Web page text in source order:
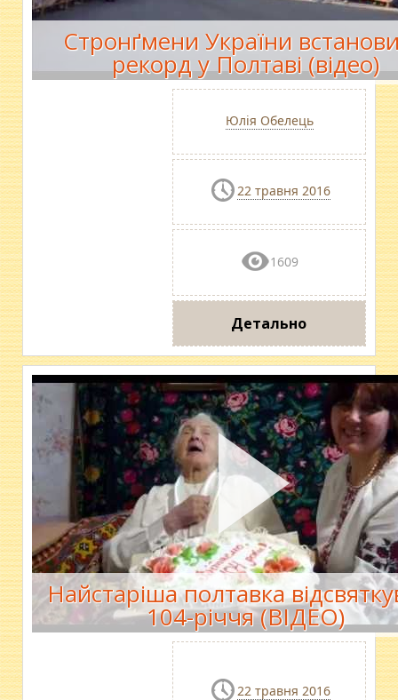
Стронґмени України
рекорд у Полтаві (відео)
Юлія Обелець
22 травня 2016
1609
Детально
Найстаріша полтавка
104-річчя (ВІДЕО)
22 травня 2016